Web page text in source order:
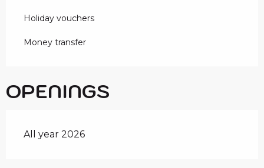
Holiday vouchers
Money transfer
OPENINGS
All year 2026